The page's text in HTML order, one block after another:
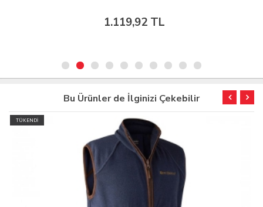
1.119,92 TL
Bu Ürünler de İlginizi Çekebilir
TÜKENDİ